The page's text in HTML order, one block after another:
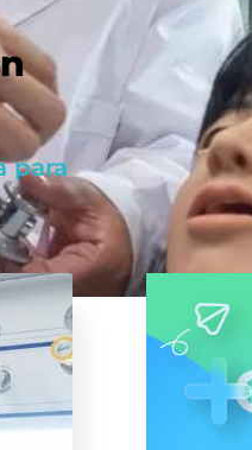
para